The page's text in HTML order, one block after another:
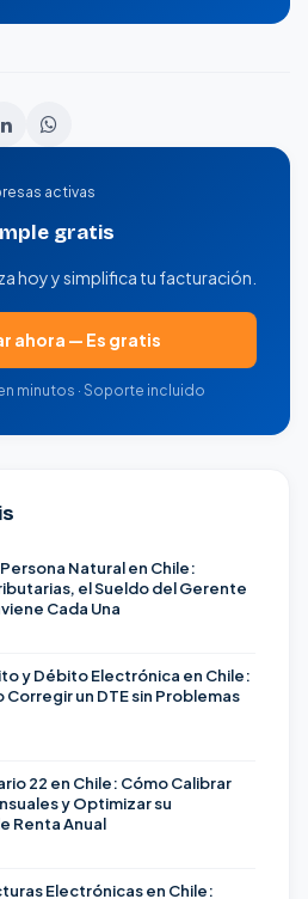
activas
gratis
hoy y simplifica tu facturación.
ahora — Es gratis
minutos · Soporte incluido
Persona Natural en Chile:
el Sueldo del Gerente
Cada Una
y Débito Electrónica en Chile:
Corregir un DTE sin Problemas
22 en Chile: Cómo Calibrar
y Optimizar su
Renta Anual
Electrónicas en Chile: